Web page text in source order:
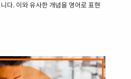
다. 이와 유사한 개념을 영어로 표현
한 느낌을 줄 수 있습니다. 정의: If
condescending, you disapprove
behave in a ..